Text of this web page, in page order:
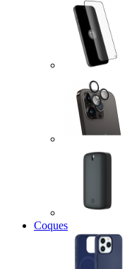
Coques